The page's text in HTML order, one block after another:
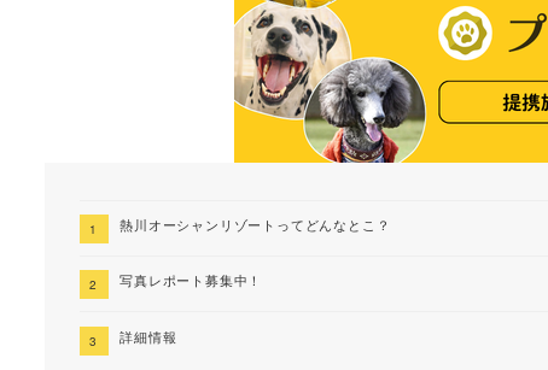
熱川オーシャンリゾートってどんなとこ？
写真レポート募集中！
詳細情報